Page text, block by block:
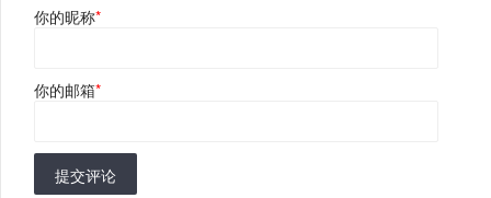
你的昵称*
你的邮箱*
提交评论